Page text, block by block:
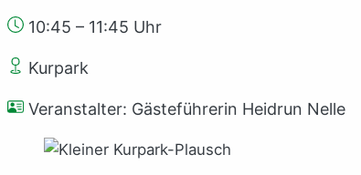
10:45 – 11:45 Uhr
Kurpark
Veranstalter: Gästeführerin Heidrun Nelle